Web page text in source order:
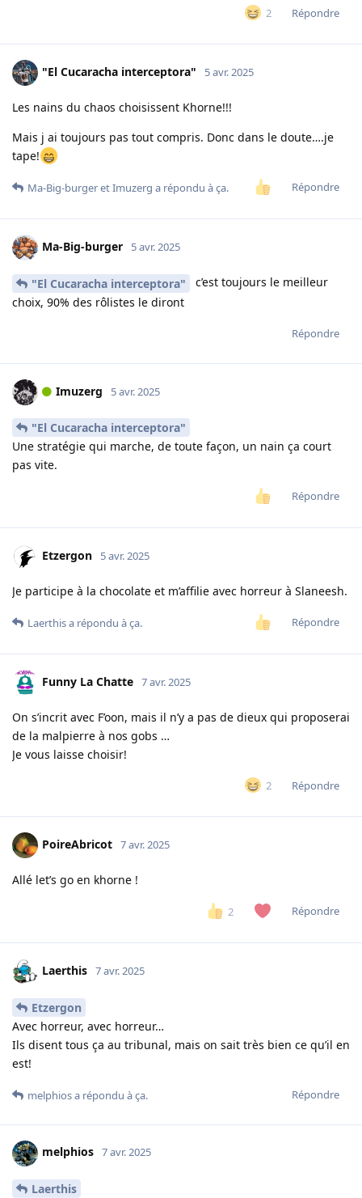
2 Répondre
"El Cucaracha interceptora" 5 avr. 2025
Les nains du chaos choisissent Khorne!!!
Mais j ai toujours pas tout compris. Donc dans le doute….je
tape!
Répondre
Ma-Big-burgeretImuzerg a répondu à ça.
Ma-Big-burger 5 avr. 2025
"El Cucaracha interceptora"
c’est toujours le meilleur
choix, 90% des rôlistes le diront
Répondre
Imuzerg 5 avr. 2025
"El Cucaracha interceptora"
Une stratégie qui marche, de toute façon, un nain ça court
pas vite.
Répondre
Etzergon 5 avr. 2025
Je participe à la chocolate et m’affilie avec horreur à Slaneesh.
Répondre
Laerthisa répondu à ça.
Funny La Chatte 7 avr. 2025
On s’incrit avec F’oon, mais il n’y a pas de dieux qui proposerai
de la malpierre à nos gobs …
Je vous laisse choisir!
2 Répondre
PoireAbricot 7 avr. 2025
Allé let’s go en khorne !
2 Répondre
Laerthis 7 avr. 2025
Etzergon
Avec horreur, avec horreur…
Ils disent tous ça au tribunal, mais on sait très bien ce qu’il en
est!
Répondre
melphiosa répondu à ça.
melphios 7 avr. 2025
Laerthis